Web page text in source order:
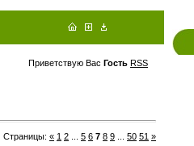
Приветствую Вас Гость RSS
Страницы: « 1 2 5 6 7 8 9 50 51 »